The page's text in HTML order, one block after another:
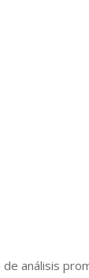
análisis